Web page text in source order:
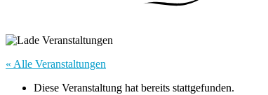
« Alle Veranstaltungen
Diese Veranstaltung hat bereits stattgefunden.